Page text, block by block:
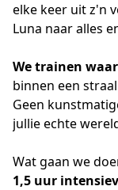
elke keer uit z'n
Luna naar alles
We trainen
binnen een
Geen
jullie echte
Wat gaan we
1,5 uur